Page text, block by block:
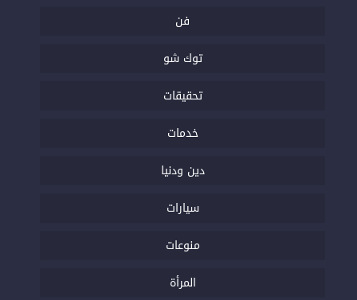
فن
توك شو
تحقيقات
خدمات
دين ودنيا
سيارات
منوعات
المرأة